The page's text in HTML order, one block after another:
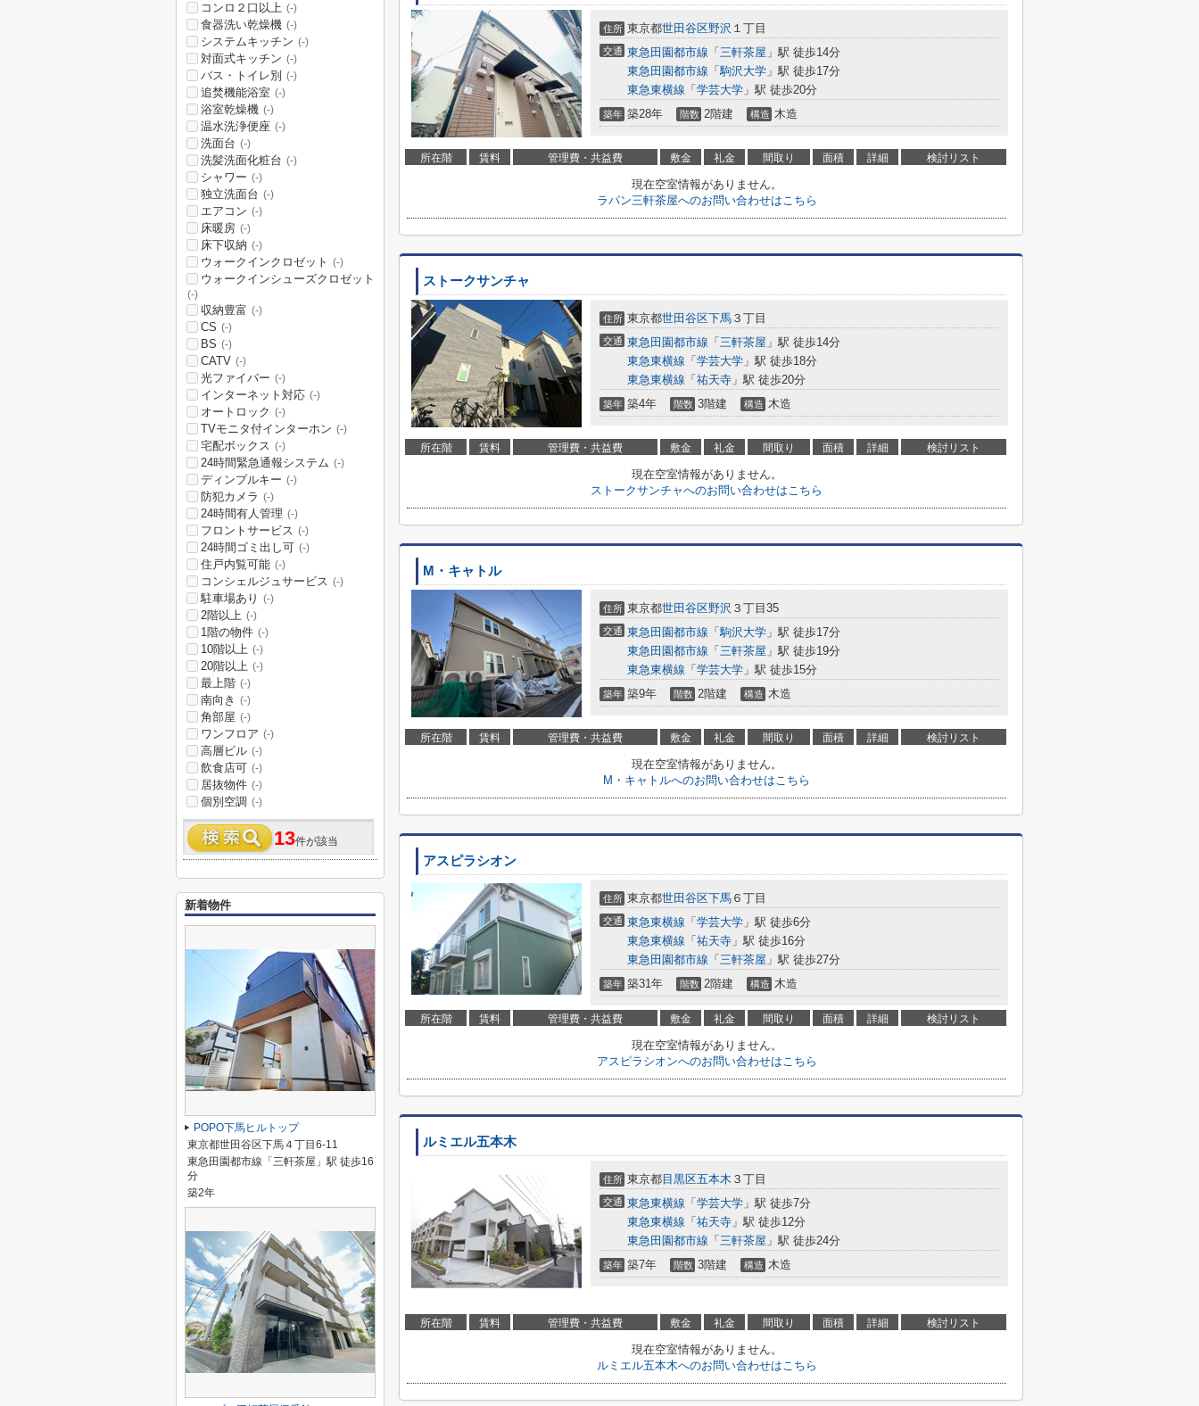
住所 東京都世田谷区野沢 １丁目
交通 東急田園都市線 「 三軒茶屋 」駅 徒歩14分
東急田園都市線 「駒沢大学 」駅 徒歩17分
東急東横線 「 学芸大学 」駅 徒歩20分
築年 築28年 階数 2階建 構造 木造
所在階 賃料 管理費・共益費 敷金 礼金 間取り 面積 詳細 検討リスト
現在空室情報がありません。
ラパン三軒茶屋へのお問い合わせはこちら
ストークサンチャ
住所 東京都世田谷区下馬 ３丁目
交通 東急田園都市線 「 三軒茶屋 」駅 徒歩14分
東急東横線 「 学芸大学 」駅 徒歩18分
東急東横線 「 祐天寺 」駅 徒歩20分
築年 築4年 階数 3階建 構造 木造
所在階 賃料 管理費・共益費 敷金 礼金 間取り 面積 詳細 検討リスト
現在空室情報がありません。
ストークサンチャへのお問い合わせはこちら
M・キャトル
住所 東京都世田谷区野沢 ３丁目35
交通 東急田園都市線 「駒沢大学 」駅 徒歩17分
東急田園都市線 「 三軒茶屋 」駅 徒歩19分
東急東横線 「 学芸大学 」駅 徒歩15分
築年 築9年 階数 2階建 構造 木造
所在階 賃料 管理費・共益費 敷金 礼金 間取り 面積 詳細 検討リスト
現在空室情報がありません。
M・キャトルへのお問い合わせはこちら
アスピラシオン
住所 東京都世田谷区下馬 ６丁目
交通 東急東横線 「 学芸大学 」駅 徒歩6分
東急東横線 「 祐天寺 」駅 徒歩16分
東急田園都市線 「 三軒茶屋 」駅 徒歩27分
築年 築31年 階数 2階建 構造 木造
所在階 賃料 管理費・共益費 敷金 礼金 間取り 面積 詳細 検討リスト
現在空室情報がありません。
アスピラシオンへのお問い合わせはこちら
ルミエル五本木
住所 東京都目黒区五本木 ３丁目
交通 東急東横線 「 学芸大学 」駅 徒歩7分
東急東横線 「 祐天寺 」駅 徒歩12分
東急田園都市線 「 三軒茶屋 」駅 徒歩24分
築年 築7年 階数 3階建 構造 木造
所在階 賃料 管理費・共益費 敷金 礼金 間取り 面積 詳細 検討リスト
現在空室情報がありません。
ルミエル五本木へのお問い合わせはこちら
コンロ２口以上 (-)
食器洗い乾燥機 (-)
システムキッチン (-)
対面式キッチン (-)
バス・トイレ別 (-)
追焚機能浴室 (-)
浴室乾燥機 (-)
温水洗浄便座 (-)
洗面台 (-)
洗髪洗面化粧台 (-)
シャワー (-)
独立洗面台 (-)
エアコン (-)
床暖房 (-)
床下収納 (-)
ウォークインクロゼット (-)
ウォークインシューズクロゼット
(-)
収納豊富 (-)
CS (-)
BS (-)
CATV (-)
光ファイバー (-)
インターネット対応 (-)
オートロック (-)
TVモニタ付インターホン (-)
宅配ボックス (-)
24時間緊急通報システム (-)
ディンプルキー (-)
防犯カメラ (-)
24時間有人管理 (-)
フロントサービス (-)
24時間ゴミ出し可 (-)
住戸内覧可能 (-)
コンシェルジュサービス (-)
駐車場あり (-)
2階以上 (-)
1階の物件 (-)
10階以上 (-)
20階以上 (-)
最上階 (-)
南向き (-)
角部屋 (-)
ワンフロア (-)
高層ビル (-)
飲食店可 (-)
居抜物件 (-)
個別空調 (-)
13件が該当
新着物件
POPO下馬ヒルトップ
東京都世田谷区下馬４丁目6-11
東急田園都市線「三軒茶屋」駅 徒歩16
分
築2年